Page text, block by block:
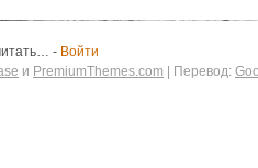
- Войти
и PremiumThemes.com | Перевод: